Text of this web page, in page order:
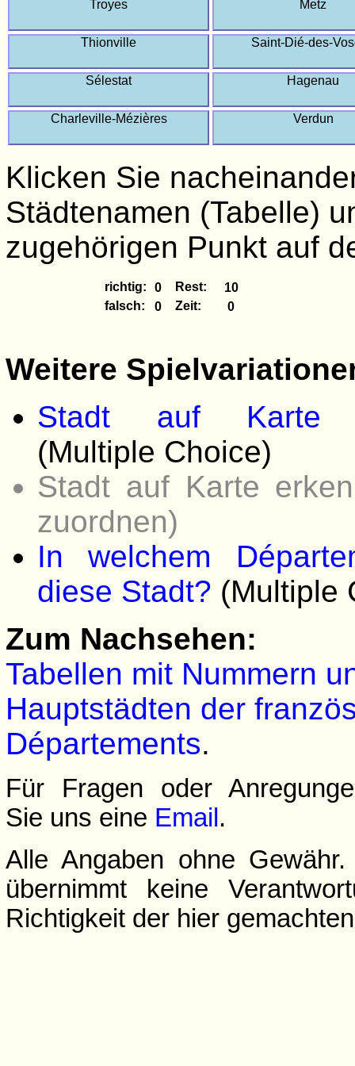
Troyes Metz
Thionville Saint-Dié-des-
Sélestat Hagenau
Charleville-Mézières Verdun
Klicken Sie
Städtenamen (Tabelle)
zugehörigen Punkt auf
richtig:
Rest:
falsch:
Zeit:
Weitere
Stadt auf Karte
(Multiple Choice)
Stadt auf Karte
zuordnen)
In welchem
diese Stadt? (Multiple
Zum Nachsehen:
Tabellen mit Nummern
Hauptstädten der
Départements.
Für Fragen oder
Sie uns eine Email .
Alle Angaben ohne Gewähr.
übernimmt keine
Richtigkeit der hier